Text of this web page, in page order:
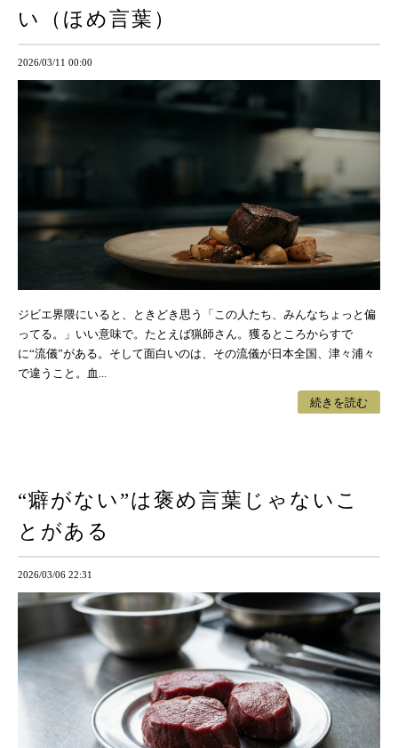
い（ほめ言葉）
2026/03/11 00:00
ジビエ界隈にいると、ときどき思う「この人たち、みんなちょっと偏
ってる。」いい意味で。たとえば猟師さん。獲るところからすで
に“流儀”がある。そして面白いのは、その流儀が日本全国、津々浦々
で違うこと。血...
続きを読む
“癖がない”は褒め言葉じゃないこ
とがある
2026/03/06 22:31